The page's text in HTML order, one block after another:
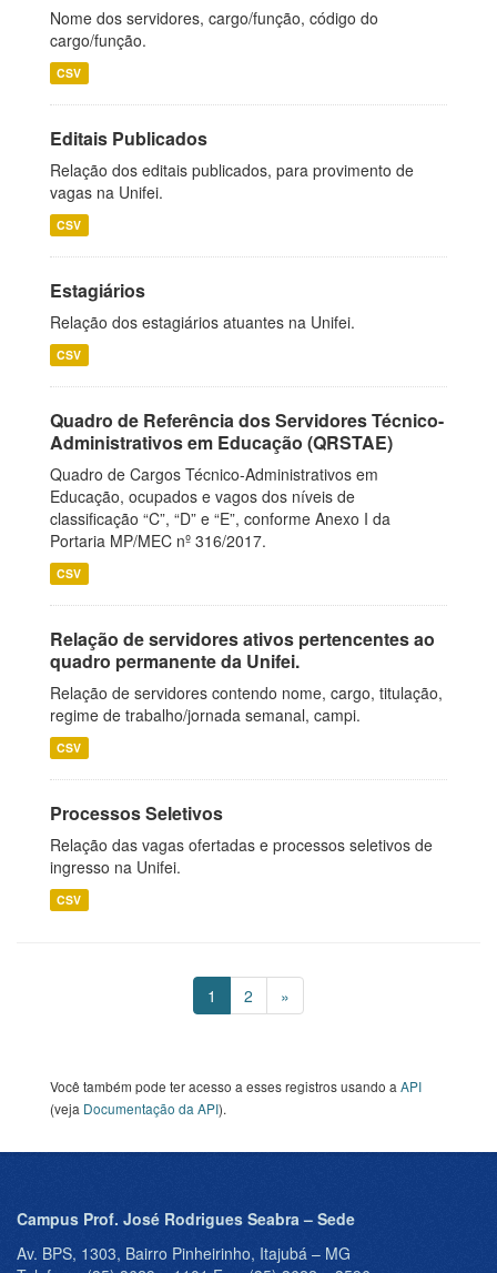
Nome dos servidores, cargo/função, código do
cargo/função.
CSV
Editais Publicados
Relação dos editais publicados, para provimento de
vagas na Unifei.
CSV
Estagiários
Relação dos estagiários atuantes na Unifei.
CSV
Quadro de Referência dos Servidores Técnico-
Administrativos em Educação (QRSTAE)
Quadro de Cargos Técnico-Administrativos em
Educação, ocupados e vagos dos níveis de
classificação “C”, “D” e “E”, conforme Anexo I da
Portaria MP/MEC nº 316/2017.
CSV
Relação de servidores ativos pertencentes ao
quadro permanente da Unifei.
Relação de servidores contendo nome, cargo, titulação,
regime de trabalho/jornada semanal, campi.
CSV
Processos Seletivos
Relação das vagas ofertadas e processos seletivos de
ingresso na Unifei.
CSV
1 2 »
Você também pode ter acesso a esses registros usando a API
(veja Documentação da API).
Campus Prof. José Rodrigues Seabra – Sede
Av. BPS, 1303, Bairro Pinheirinho, Itajubá – MG